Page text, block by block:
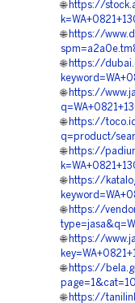
🌐 https://
🌐 https://
🌐 https://
🌐 https://
🌐 https://
q=product/
🌐 https://
🌐 https://
🌐 https://
🌐 https://
🌐 https://
🌐 https://